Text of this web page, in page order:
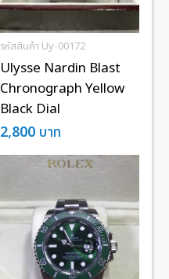
รหัสสินค้า Uy-00172
Ulysse Nardin Blast
Chronograph Yellow
Black Dial
2,800 บาท